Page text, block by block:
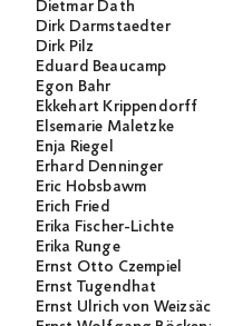
Dietmar Dath
Dirk Darmstaedter
Dirk Pilz
Eduard Beaucamp
Egon Bahr
Ekkehart Krippendorff
Elsemarie Maletzke
Enja Riegel
Erhard Denninger
Eric Hobsbawm
Erich Fried
Erika Fischer-Lichte
Erika Runge
Ernst Otto Czempiel
Ernst Tugendhat
Ernst Ulrich von Weizsäcker